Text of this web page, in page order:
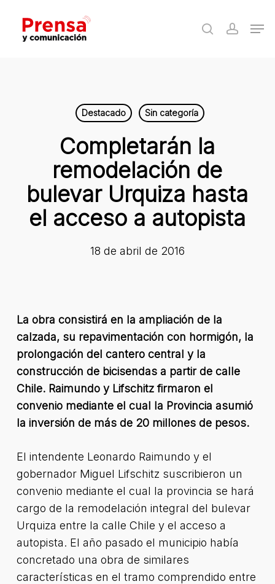
main
search
Destacado Sin categoría
Completarán la
remodelación de
bulevar Urquiza hasta
el acceso a autopista
18 de abril de 2016
La obra consistirá en la ampliación de la
calzada, su repavimentación con hormigón, la
prolongación del cantero central y la
construcción de bicisendas a partir de calle
Chile. Raimundo y Lifschitz firmaron el
convenio mediante el cual la Provincia asumió
la inversión de más de 20 millones de pesos.
El intendente Leonardo Raimundo y el
gobernador Miguel Lifschitz suscribieron un
convenio mediante el cual la provincia se hará
cargo de la remodelación integral del bulevar
Urquiza entre la calle Chile y el acceso a
autopista. El año pasado el municipio había
concretado una obra de similares
características en el tramo comprendido entre